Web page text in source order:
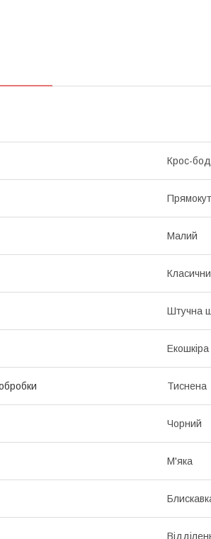
Крос-
Малий
Штучна
Екошкіра
Тиснена
Чорний
М'яка